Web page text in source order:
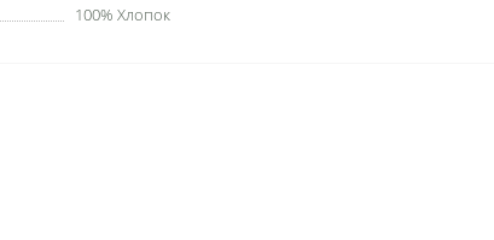
100% Хлопок